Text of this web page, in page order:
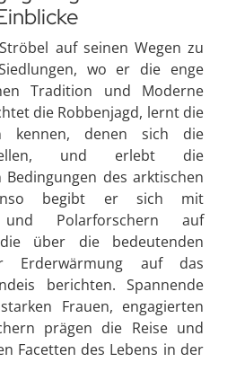
auf seinen Wegen zu
wo er die enge
Tradition und Moderne
die Robbenjagd, lernt die
kennen, denen sich die
und erlebt die
des arktischen
begibt er sich mit
und Polarforschern auf
die über die bedeutenden
Erderwärmung auf das
berichten. Spannende
Frauen, engagierten
prägen die Reise und
Facetten des Lebens in der